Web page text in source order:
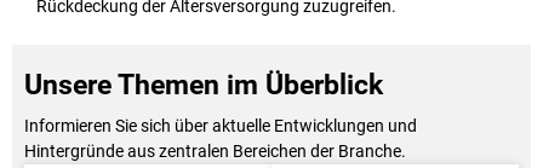
Rückdeckung der Altersversorgung zuzugreifen.
Unsere Themen im Überblick
Informieren Sie sich über aktuelle Entwicklungen und
Hintergründe aus zentralen Bereichen der Branche.